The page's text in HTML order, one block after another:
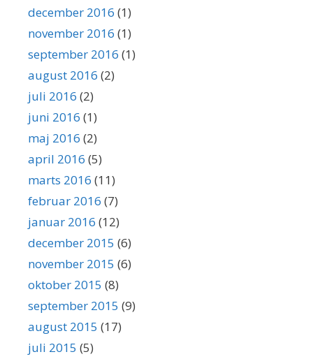
december 2016 (1)
november 2016 (1)
september 2016 (1)
august 2016 (2)
juli 2016 (2)
juni 2016 (1)
maj 2016 (2)
april 2016 (5)
marts 2016 (11)
februar 2016 (7)
januar 2016 (12)
december 2015 (6)
november 2015 (6)
oktober 2015 (8)
september 2015 (9)
august 2015 (17)
juli 2015 (5)